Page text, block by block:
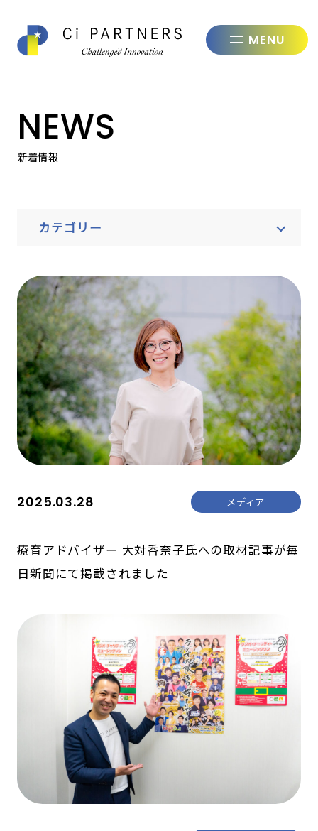
株式会社
NEWS
新着情報
カテゴリー
2025.03.28 メディア
療育アドバイザー 大対香奈子氏への取材記事が毎
日新聞にて掲載されました